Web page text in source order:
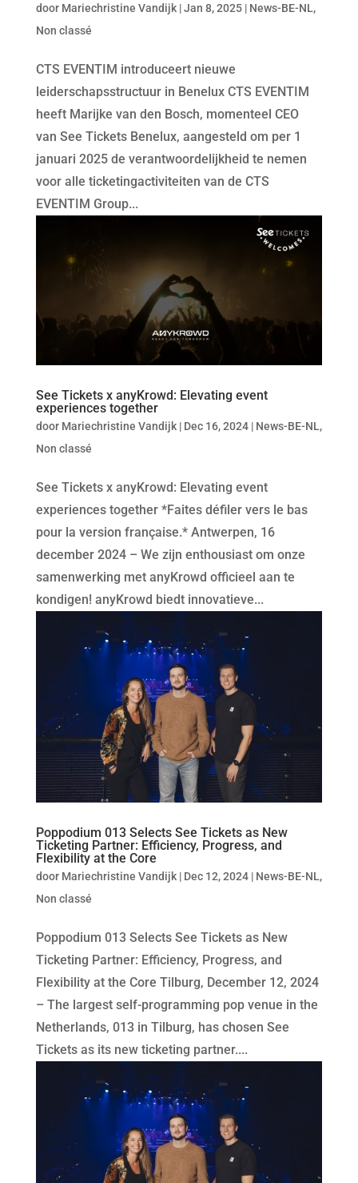
door Mariechristine Vandijk|Jan 8, 2025| News-BE-NL,
Non classé
CTS EVENTIM introduceert nieuwe
leiderschapsstructuur in Benelux CTS EVENTIM
heeft Marijke van den Bosch, momenteel CEO
van See Tickets Benelux, aangesteld om per 1
januari 2025 de verantwoordelijkheid te nemen
voor alle ticketingactiviteiten van de CTS
EVENTIM Group...
See Tickets x anyKrowd: Elevating event
experiences together
door Mariechristine Vandijk| Dec 16, 2024| News-BE-NL,
Non classé
See Tickets x anyKrowd: Elevating event
experiences together *Faites défiler vers le bas
pour la version française.* Antwerpen, 16
december 2024 – We zijn enthousiast om onze
samenwerking met anyKrowd officieel aan te
kondigen! anyKrowd biedt innovatieve...
Poppodium 013 Selects See Tickets as New
Ticketing Partner: Efficiency, Progress, and
Flexibility at the Core
door Mariechristine Vandijk| Dec 12, 2024| News-BE-NL,
Non classé
Poppodium 013 Selects See Tickets as New
Ticketing Partner: Efficiency, Progress, and
Flexibility at the Core Tilburg, December 12, 2024
– The largest self-programming pop venue in the
Netherlands, 013 in Tilburg, has chosen See
Tickets as its new ticketing partner....